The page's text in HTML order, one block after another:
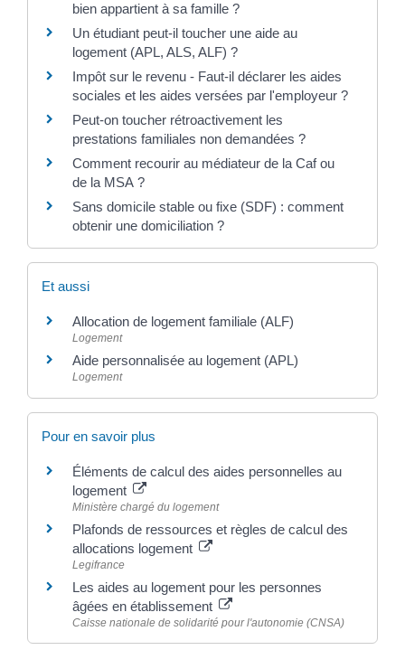
bien appartient à sa famille ?
Un étudiant peut-il toucher une aide au
logement (APL, ALS, ALF) ?
Impôt sur le revenu - Faut-il déclarer les aides
sociales et les aides versées par l'employeur ?
Peut-on toucher rétroactivement les
prestations familiales non demandées ?
Comment recourir au médiateur de la Caf ou
de la MSA ?
Sans domicile stable ou fixe (SDF) : comment
obtenir une domiciliation ?
Et aussi
Allocation de logement familiale (ALF)
Logement
Aide personnalisée au logement (APL)
Logement
Pour en savoir plus
Éléments de calcul des aides personnelles au
logement
Ministère chargé du logement
Plafonds de ressources et règles de calcul des
allocations logement
Legifrance
Les aides au logement pour les personnes
âgées en établissement
Caisse nationale de solidarité pour l'autonomie (CNSA)